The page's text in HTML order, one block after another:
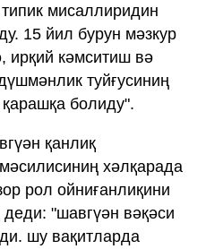
мисаллиридин
15 йил бурун мәзкур
ирқий кәмситиш вә
туйғусиниң
болиду".
қанлиқ
хәлқарада
рол ойниғанлиқини
"шавгүән вәқәси
шу вақитларда